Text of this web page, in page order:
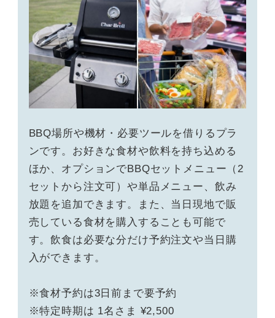
BBQ場所や機材・必要ツールを借りるプラ
ンです。お好きな食材や飲料を持ち込める
ほか、オプションでBBQセットメニュー（2
セットから注文可）や単品メニュー、飲み
放題を追加できます。また、当日現地で販
売している食材を購入することも可能で
す。飲食は必要な分だけ予約注文や当日購
入ができます。
※食材予約は3日前まで要予約
※特定時期は 1名さま ¥2,500